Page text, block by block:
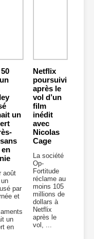
un
en
août
par
et
un
en
Netflix
poursuivi
après le
vol d’un
film
inédit
avec
Nicolas
Cage
La société
Op-
Fortitude
réclame au
moins 105
millions de
dollars à
Netflix
après le
vol, ...